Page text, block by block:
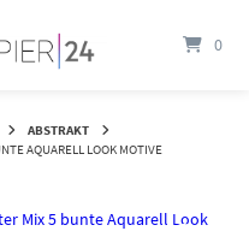
0
ABSTRAKT
AQUARELL LOOK MOTIVE